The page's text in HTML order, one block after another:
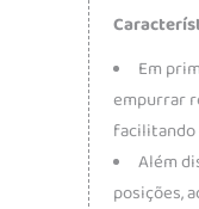
Em
empurrar
Além
posições,